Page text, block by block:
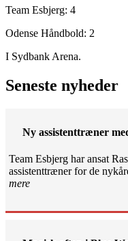
Team Esbjerg: 4
Odense Håndbold: 2
I Sydbank Arena.
Seneste nyheder
Ny assistenttræner
Team Esbjerg har ansat
assistenttræner for de
mere